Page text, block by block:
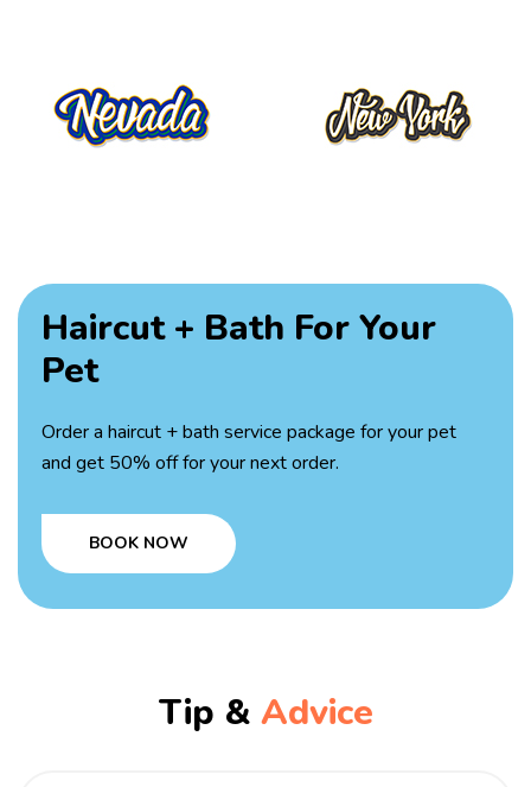
Haircut + Bath For Your
Pet
Order a haircut + bath service package for your pet
and get 50% off for your next order.
BOOK NOW
Tip & Advice